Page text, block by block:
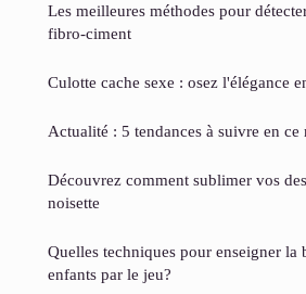
Les meilleures méthodes pour
fibro-ciment
Culotte cache sexe : osez l'élégance
Actualité : 5 tendances à suivre en ce
Découvrez comment sublimer vos
noisette
Quelles techniques pour enseigner la
enfants par le jeu?